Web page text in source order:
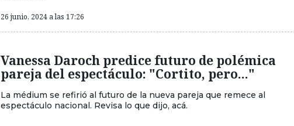
26 junio, 2024 a las 17:26
Vanessa Daroch predice futuro de polémica
pareja del espectáculo: "Cortito, pero..."
La médium se refirió al futuro de la nueva pareja que remece al
espectáculo nacional. Revisa lo que dijo, acá.